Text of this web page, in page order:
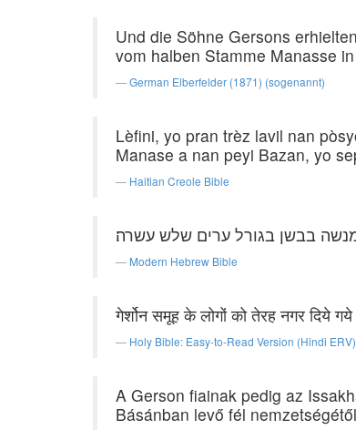
Und die Söhne Gersons
vom halben Stamme Manasse
German Elberfelder (1871) (sogenannt)
Lèfini, yo pran trèz lavil nan
Manase a nan peyi Bazan, yo
Haitian Creole Bible
בבשן בגורל ערים שלש עשרה׃
Modern Hebrew Bible
गेर्शोन समूह के लोगों को तेरह नगर दिये
Holy Bible: Easy-to-Read Version (Hindi ERV)
A Gerson fiainak pedig az
Básánban levő fél